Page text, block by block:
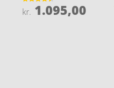
Vurderet
4.5
kr. 1.095,00